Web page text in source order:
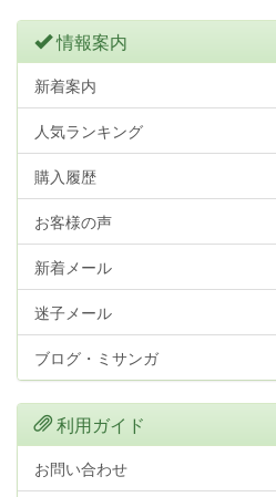
情報案内
新着案内
人気ランキング
購入履歴
お客様の声
新着メール
迷子メール
ブログ・ミサンガ
利用ガイド
お問い合わせ